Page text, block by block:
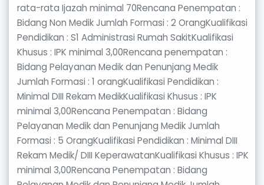
rata-rata Ijazah minimal 70Rencana Penempatan :
Bidang Non Medik Jumlah Formasi : 2 OrangKualifikasi
Pendidikan : S1 Administrasi Rumah SakitKualifikasi
Khusus : IPK minimal 3,00Rencana penempatan :
Bidang Pelayanan Medik dan Penunjang Medik
Jumlah Formasi : 1 orangKualifikasi Pendidikan :
Minimal DIII Rekam MedikKualifikasi Khusus : IPK
minimal 3,00Rencana Penempatan : Bidang
Pelayanan Medik dan Penunjang Medik Jumlah
Formasi : 5 OrangKualifikasi Pendidikan : Minimal DIII
Rekam Medik/ DIII KeperawatanKualifikasi Khusus : IPK
minimal 3,00Rencana Penempatan : Bidang